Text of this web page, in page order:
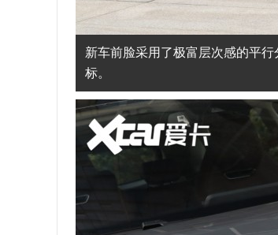
新车前脸采用了极富层次感的平
标。